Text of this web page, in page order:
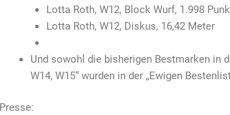
Lotta Roth, W12, Block Wurf, 1.998
Lotta Roth, W12, Diskus, 16,42 Meter
Und sowohl die bisherigen Bestmarken in
W14, W15“ wurden in der „Ewigen
Presse: